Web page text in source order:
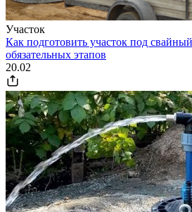
Участок
Как подготовить участок под
обязательных этапов
20.02